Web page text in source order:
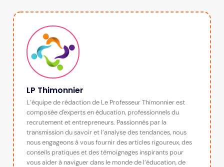
LP Thimonnier
L’équipe de rédaction de Le Professeur Thimonnier est
composée d'experts en éducation, professionnels du
recrutement et entrepreneurs. Passionnés par la
transmission du savoir et l’analyse des tendances, nous
nous engageons à vous fournir des articles rigoureux, des
conseils pratiques et des témoignages inspirants pour
vous aider à naviguer dans le monde de l’éducation, de